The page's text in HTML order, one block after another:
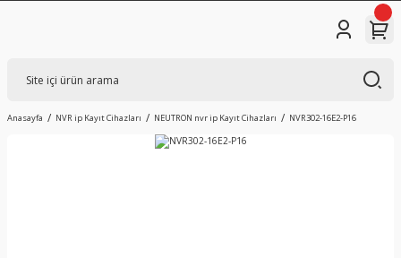
Anasayfa NVR ip Kayıt Cihazları NEUTRON nvr ip Kayıt Cihazları NVR302-16E2-P16